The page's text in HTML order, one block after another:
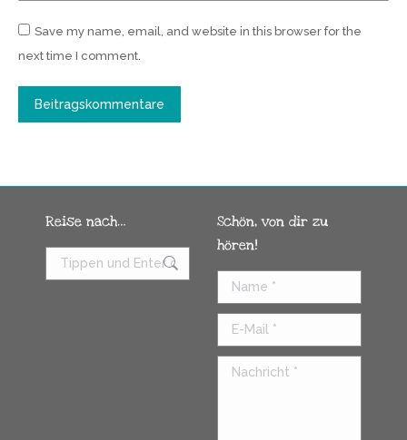
Save my name, email, and website in this browser for the
next time I comment.
Beitragskommentare
Reise nach…
Schön, von dir zu
hören!
Name *
E-Mail *
Nachricht *